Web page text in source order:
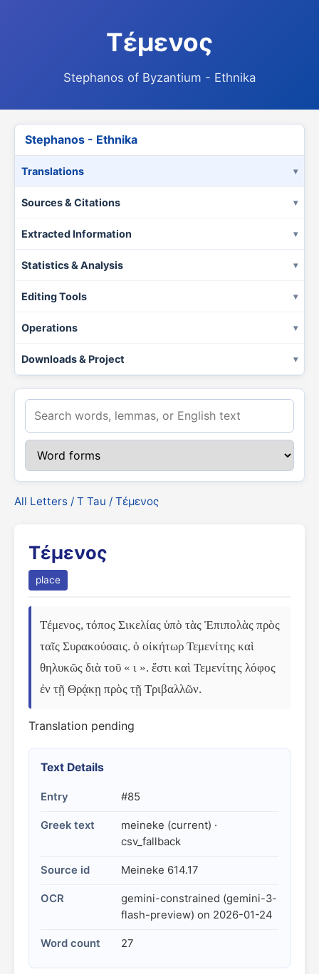
Τέμενος
Stephanos of Byzantium - Ethnika
Stephanos - Ethnika
Translations
Sources & Citations
Extracted Information
Statistics & Analysis
Editing Tools
Operations
Downloads & Project
All Letters / Τ Tau / Τέμενος
Τέμενος
place
Τέμενος, τόπος Σικελίας ὑπὸ τὰς Ἐπιπολὰς πρὸς
ταῖς Συρακούσαις. ὁ οἰκήτωρ Τεμενίτης καὶ
θηλυκῶς διὰ τοῦ « ι ». ἔστι καὶ Τεμενίτης λόφος
ἐν τῇ Θρᾴκῃ πρὸς τῇ Τριβαλλῶν.
Translation pending
Text Details
Entry #85
Greek text
meineke (current) ·
csv_fallback
Source id Meineke 614.17
OCR
gemini-constrained (gemini-3-
flash-preview) on 2026-01-24
Word count 27